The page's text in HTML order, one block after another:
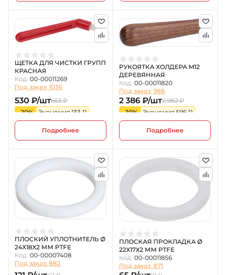
ЩЕТКА ДЛЯ ЧИСТКИ ГРУПП
КРАСНАЯ
Код: 00-00011269
Под заказ: 1036
530 ₽/шт663 ₽
-20%
Экономия 133 ₽
Подробнее
РУКОЯТКА ХОЛДЕРА M12
ДЕРЕВЯННАЯ
Код: 00-00011820
Под заказ: 988
2 386 ₽/шт2 982 ₽
-20%
Экономия 596 ₽
Подробнее
ПЛОСКИЙ УПЛОТНИТЕЛЬ Ø
24X18X2 ММ PTFE
Код: 00-00007408
Под заказ: 882
ПЛОСКАЯ ПРОКЛАДКА Ø
22X17X2 ММ PTFE
Код: 00-00011856
Под заказ: 871